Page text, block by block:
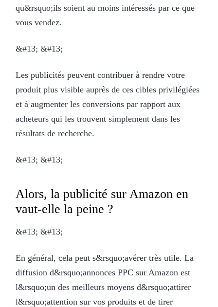
qu&rsquo;ils soient au moins intéressés par ce que
vous vendez.
&#13; &#13;
Les publicités peuvent contribuer à rendre votre
produit plus visible auprès de ces cibles privilégiées
et à augmenter les conversions par rapport aux
acheteurs qui les trouvent simplement dans les
résultats de recherche.
&#13; &#13;
Alors, la publicité sur Amazon en
vaut-elle la peine ?
&#13; &#13;
En général, cela peut s&rsquo;avérer très utile. La
diffusion d&rsquo;annonces PPC sur Amazon est
l&rsquo;un des meilleurs moyens d&rsquo;attirer
l&rsquo;attention sur vos produits et de tirer